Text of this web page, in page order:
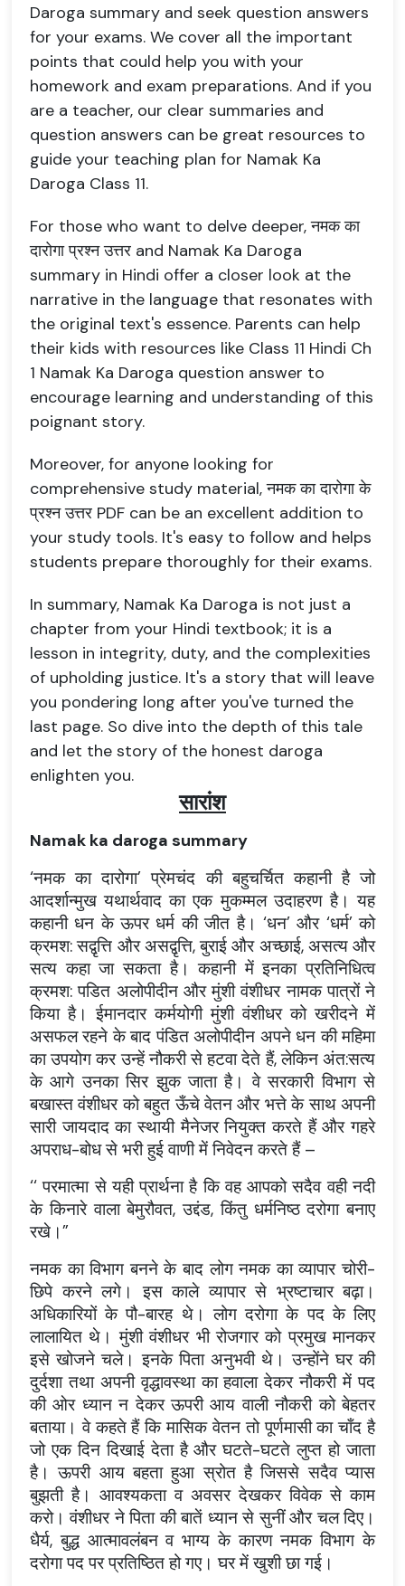
Daroga summary and seek question answers
for your exams. We cover all the important
points that could help you with your
homework and exam preparations. And if you
are a teacher, our clear summaries and
question answers can be great resources to
guide your teaching plan for Namak Ka
Daroga Class 11.
For those who want to delve deeper, नमक का
दारोगा प्रश्न उत्तर and Namak Ka Daroga
summary in Hindi offer a closer look at the
narrative in the language that resonates with
the original text's essence. Parents can help
their kids with resources like Class 11 Hindi Ch
1 Namak Ka Daroga question answer to
encourage learning and understanding of this
poignant story.
Moreover, for anyone looking for
comprehensive study material, नमक का दारोगा के
प्रश्न उत्तर PDF can be an excellent addition to
your study tools. It's easy to follow and helps
students prepare thoroughly for their exams.
In summary, Namak Ka Daroga is not just a
chapter from your Hindi textbook; it is a
lesson in integrity, duty, and the complexities
of upholding justice. It's a story that will leave
you pondering long after you've turned the
last page. So dive into the depth of this tale
and let the story of the honest daroga
enlighten you.
सारांश
Namak ka daroga summary
‘नमक का दारोगा’ प्रेमचंद की बहुचर्चित कहानी है जो
आदर्शान्मुख यथार्थवाद का एक मुकम्मल उदाहरण है। यह
कहानी धन के ऊपर धर्म की जीत है। ‘धन’ और ‘धर्म’ को
क्रमश: सद्वृत्ति और असद्वृत्ति, बुराई और अच्छाई, असत्य और
सत्य कहा जा सकता है। कहानी में इनका प्रतिनिधित्व
क्रमश: पडित अलोपीदीन और मुंशी वंशीधर नामक पात्रों ने
किया है। ईमानदार कर्मयोगी मुंशी वंशीधर को खरीदने में
असफल रहने के बाद पंडित अलोपीदीन अपने धन की महिमा
का उपयोग कर उन्हें नौकरी से हटवा देते हैं, लेकिन अंत:सत्य
के आगे उनका सिर झुक जाता है। वे सरकारी विभाग से
बखास्त वंशीधर को बहुत ऊँचे वेतन और भत्ते के साथ अपनी
सारी जायदाद का स्थायी मैनेजर नियुक्त करते हैं और गहरे
अपराध-बोध से भरी हुई वाणी में निवेदन करते हैं –
‘‘ परमात्मा से यही प्रार्थना है कि वह आपको सदैव वही नदी
के किनारे वाला बेमुरौवत, उद्दंड, किंतु धर्मनिष्ठ दरोगा बनाए
रखे।”
नमक का विभाग बनने के बाद लोग नमक का व्यापार चोरी-
छिपे करने लगे। इस काले व्यापार से भ्रष्टाचार बढ़ा।
अधिकारियों के पौ-बारह थे। लोग दरोगा के पद के लिए
लालायित थे। मुंशी वंशीधर भी रोजगार को प्रमुख मानकर
इसे खोजने चले। इनके पिता अनुभवी थे। उन्होंने घर की
दुर्दशा तथा अपनी वृद्धावस्था का हवाला देकर नौकरी में पद
की ओर ध्यान न देकर ऊपरी आय वाली नौकरी को बेहतर
बताया। वे कहते हैं कि मासिक वेतन तो पूर्णमासी का चाँद है
जो एक दिन दिखाई देता है और घटते-घटते लुप्त हो जाता
है। ऊपरी आय बहता हुआ स्रोत है जिससे सदैव प्यास
बुझती है। आवश्यकता व अवसर देखकर विवेक से काम
करो। वंशीधर ने पिता की बातें ध्यान से सुनीं और चल दिए।
धैर्य, बुद्ध आत्मावलंबन व भाग्य के कारण नमक विभाग के
दरोगा पद पर प्रतिष्ठित हो गए। घर में खुशी छा गई।